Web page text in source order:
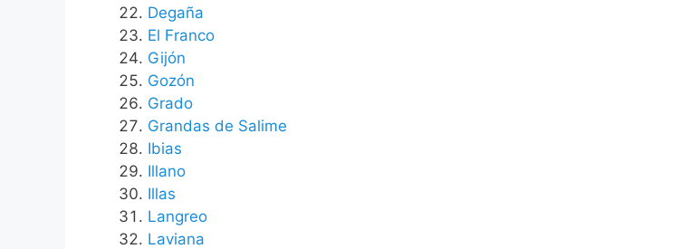
Degaña
El Franco
Gijón
Gozón
Grado
Grandas de Salime
Ibias
Illano
Illas
Langreo
Laviana